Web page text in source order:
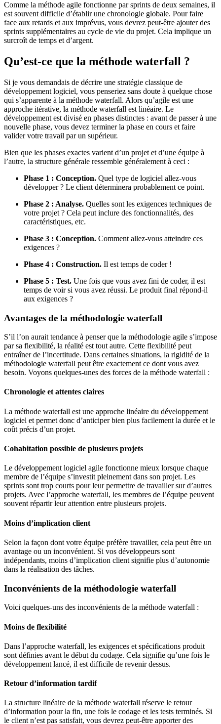
Comme la méthode agile fonctionne par sprints de deux semaines, il
est souvent difficile d’établir une chronologie globale. Pour faire
face aux retards et aux imprévus, vous devrez peut-être ajouter des
sprints supplémentaires au cycle de vie du projet. Cela implique un
surcroît de temps et d’argent.
Qu’est-ce que la méthode waterfall ?
Si je vous demandais de décrire une stratégie classique de
développement logiciel, vous penseriez sans doute à quelque chose
qui s’apparente à la méthode waterfall. Alors qu’agile est une
approche itérative, la méthode waterfall est linéaire. Le
développement est divisé en phases distinctes : avant de passer à une
nouvelle phase, vous devez terminer la phase en cours et faire
valider votre travail par un supérieur.
Bien que les phases exactes varient d’un projet et d’une équipe à
l’autre, la structure générale ressemble généralement à ceci :
Phase 1 : Conception. Quel type de logiciel allez-vous
développer ? Le client déterminera probablement ce point.
Phase 2 : Analyse. Quelles sont les exigences techniques de
votre projet ? Cela peut inclure des fonctionnalités, des
caractéristiques, etc.
Phase 3 : Conception. Comment allez-vous atteindre ces
exigences ?
Phase 4 : Construction. Il est temps de coder !
Phase 5 : Test. Une fois que vous avez fini de coder, il est
temps de voir si vous avez réussi. Le produit final répond-il
aux exigences ?
Avantages de la méthodologie waterfall
S’il l’on aurait tendance à penser que la méthodologie agile s’impose
par sa flexibilité, la réalité est tout autre. Cette flexibilité peut
entraîner de l’incertitude. Dans certaines situations, la rigidité de la
méthodologie waterfall peut être exactement ce dont vous avez
besoin. Voyons quelques-unes des forces de la méthode waterfall :
Chronologie et attentes claires
La méthode waterfall est une approche linéaire du développement
logiciel et permet donc d’anticiper bien plus facilement la durée et le
coût précis d’un projet.
Cohabitation possible de plusieurs projets
Le développement logiciel agile fonctionne mieux lorsque chaque
membre de l’équipe s’investit pleinement dans son projet. Les
sprints sont trop courts pour leur permettre de travailler sur d’autres
projets. Avec l’approche waterfall, les membres de l’équipe peuvent
souvent répartir leur attention entre plusieurs projets.
Moins d’implication client
Selon la façon dont votre équipe préfère travailler, cela peut être un
avantage ou un inconvénient. Si vos développeurs sont
indépendants, moins d’implication client signifie plus d’autonomie
dans la réalisation des tâches.
Inconvénients de la méthodologie waterfall
Voici quelques-uns des inconvénients de la méthode waterfall :
Moins de flexibilité
Dans l’approche waterfall, les exigences et spécifications produit
sont définies avant le début du codage. Cela signifie qu’une fois le
développement lancé, il est difficile de revenir dessus.
Retour d’information tardif
La structure linéaire de la méthode waterfall réserve le retour
d’information pour la fin, une fois le codage et les tests terminés. Si
le client n’est pas satisfait, vous devrez peut-être apporter des